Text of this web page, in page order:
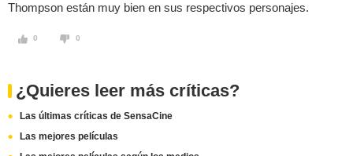
Thompson están muy bien en sus respectivos personajes.
0 0
¿Quieres leer más críticas?
Las últimas críticas de SensaCine
Las mejores películas